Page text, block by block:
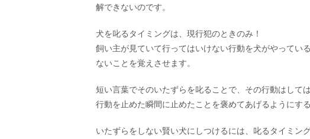
解できないのです。
犬を叱るタイミングは、現行犯のときのみ！
飼い主が見ていて行ってはいけない行動を犬がやってい
ないことを覚えさせます。
短い言葉でそのいたずらを叱ることで、その行動はして
行動を止めた瞬間に止めたことを褒めてあげるようにす
いたずらをしない賢い犬にしつけるには、叱るタイミン